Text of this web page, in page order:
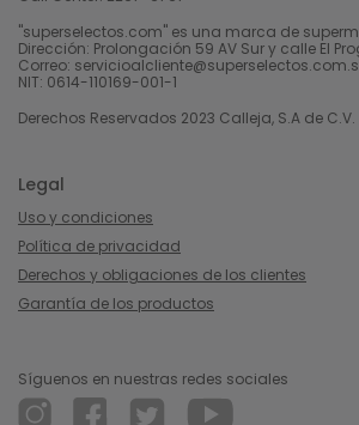
"superselectos.com" es una marca de
Dirección: Prolongación 59 AV Sur y calle El
Correo:
NIT: 0614-110169-001-1
Derechos Reservados 2023 Calleja, S.A de C.V.
Legal
Uso y condiciones
Política de privacidad
Derechos y obligaciones de los clientes
Garantía de los productos
Síguenos en nuestras redes sociales